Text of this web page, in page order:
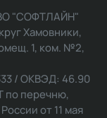
"СОФТЛАЙН"
Хамовники,
1, ком. №2,
/ ОКВЭД: 46.90
по перечню,
от 11 мая